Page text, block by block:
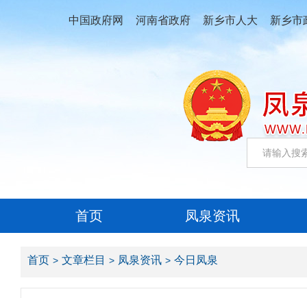
中国政府网 河南省政府 新乡市人大 新乡市
首页 凤泉资讯
首页 文章栏目 凤泉资讯 今日凤泉